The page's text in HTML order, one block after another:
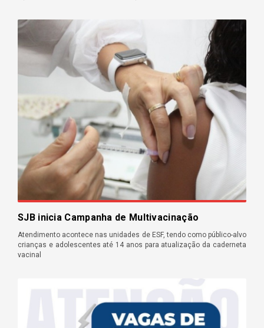
SJB inicia Campanha de Multivacinação
Atendimento acontece nas unidades de ESF, tendo como público-alvo
crianças e adolescentes até 14 anos para atualização da caderneta
vacinal